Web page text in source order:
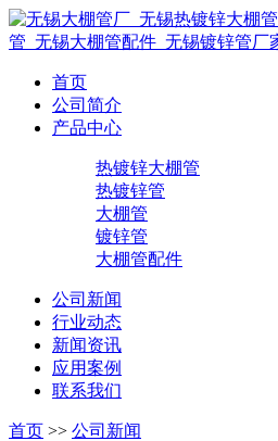
首页
公司简介
产品中心
热镀锌大棚管
热镀锌管
大棚管
镀锌管
大棚管配件
公司新闻
行业动态
新闻资讯
应用案例
联系我们
首页 >> 公司新闻